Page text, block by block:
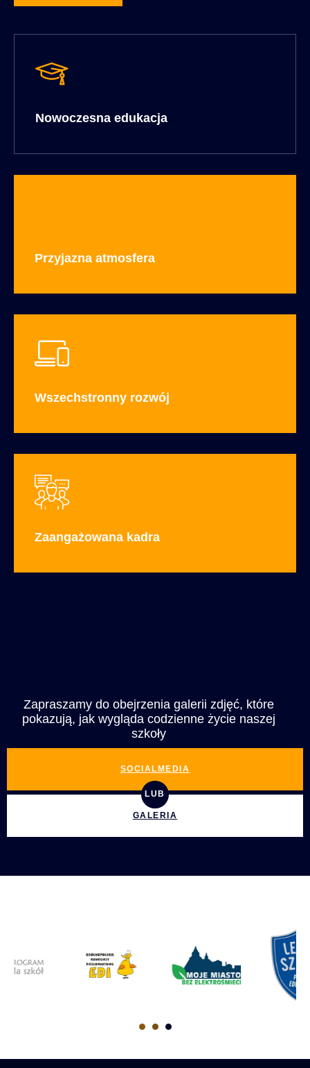
Nowoczesna edukacja
Przyjazna atmosfera
Zaangażowana kadra
Wszechstronny rozwój
Zapraszamy do obejrzenia galerii zdjęć, które
pokazują, jak wygląda codzienne życie naszej
szkoły
SOCIALMEDIA
LUB
GALERIA